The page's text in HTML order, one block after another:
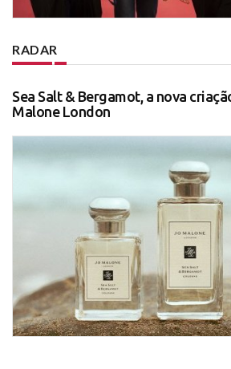
RADAR
Sea Salt & Bergamot, a nova
Malone London